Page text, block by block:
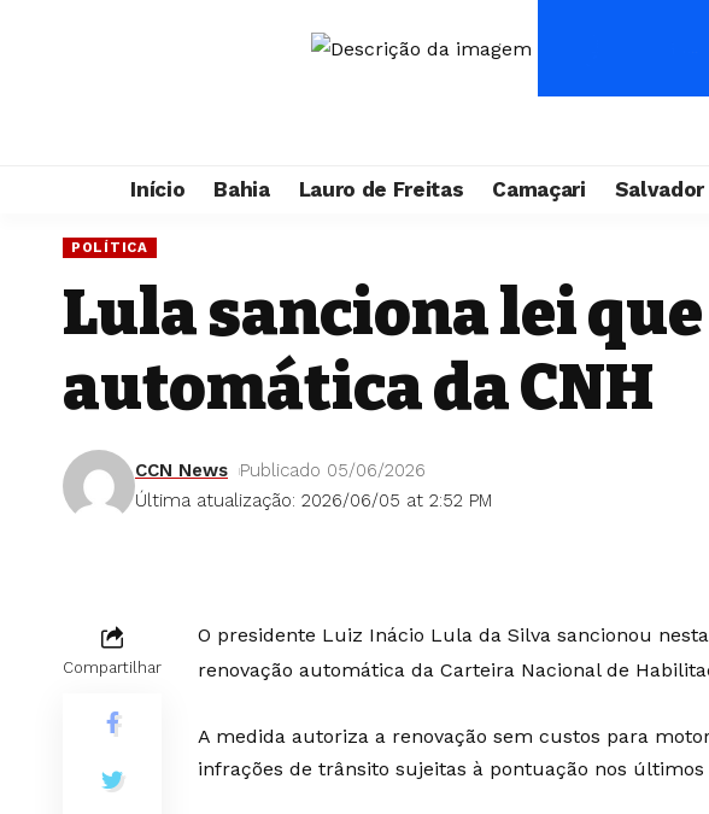
Início Bahia Lauro de Freitas Camaçari Salvador
POLÍTICA
Lula sanciona lei
automática da CNH
Última atualização: 2026/06/05 at 2:52 PM
CCN News Publicado 05/06/2026
Compartilhar
O presidente Luiz Inácio Lula da Silva sancionou
renovação automática da Carteira Nacional de
A medida autoriza a renovação sem custos para
infrações de trânsito sujeitas à pontuação nos últimos